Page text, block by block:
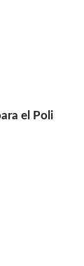
el Poli